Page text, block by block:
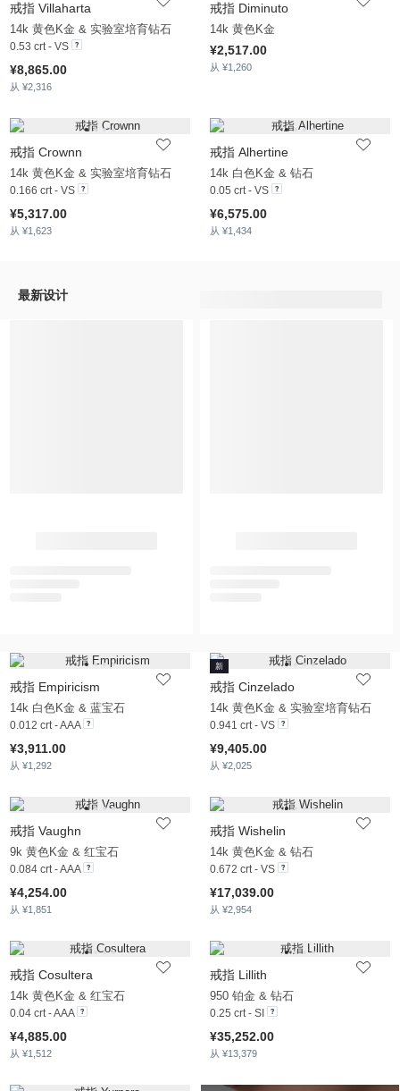
戒指 Villaharta
14k 黄色K金 & 实验室培育钻石
0.53 crt - VS
¥8,865.00
从 ¥2,316
戒指 Diminuto
14k 黄色K金
¥2,517.00
从 ¥1,260
戒指 Crownn
14k 黄色K金 & 实验室培育钻石
0.166 crt - VS
¥5,317.00
从 ¥1,623
戒指 Alhertine
14k 白色K金 & 钻石
0.05 crt - VS
¥6,575.00
从 ¥1,434
最新设计
戒指 Empiricism
14k 白色K金 & 蓝宝石
0.012 crt - AAA
¥3,911.00
从 ¥1,292
戒指 Cinzelado
14k 黄色K金 & 实验室培育钻石
0.941 crt - VS
¥9,405.00
从 ¥2,025
新
戒指 Vaughn
9k 黄色K金 & 红宝石
0.084 crt - AAA
¥4,254.00
从 ¥1,851
戒指 Wishelin
14k 黄色K金 & 钻石
0.672 crt - VS
¥17,039.00
从 ¥2,954
戒指 Cosultera
14k 黄色K金 & 红宝石
0.04 crt - AAA
¥4,885.00
从 ¥1,512
戒指 Lillith
950 铂金 & 钻石
0.25 crt - SI
¥35,252.00
从 ¥13,379